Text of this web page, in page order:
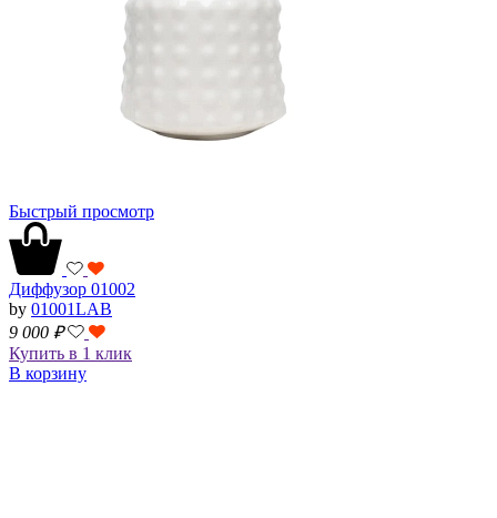
Быстрый просмотр
Диффузор 01002
by 01001LAB
9 000 ₽
Купить в 1 клик
В корзину